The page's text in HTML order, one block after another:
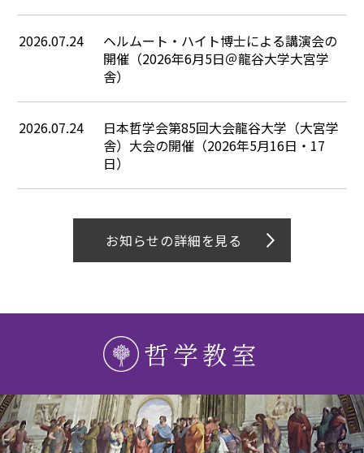
2026.07.24
ヘルムート・ハイト博士による講演会の
開催（2026年6月5日＠龍谷大学大宮学
舎）
2026.07.24
日本哲学会第85回大会龍谷大学（大宮学
舎）大会の開催（2026年5月16日・17
日）
お知らせの詳細を見る
哲学教室